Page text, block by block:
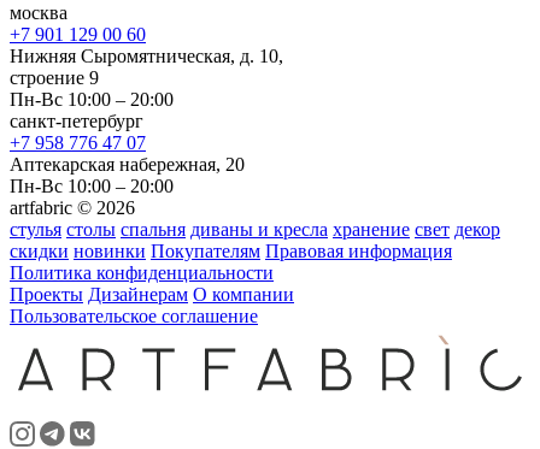
москва
+7 901 129 00 60
Нижняя Сыромятническая, д. 10,
строение 9
Пн-Вс 10:00 – 20:00
санкт-петербург
+7 958 776 47 07
Аптекарская набережная, 20
Пн-Вс 10:00 – 20:00
artfabric © 2026
стулья столы спальня диваны и кресла хранение свет декор
скидки новинки Покупателям Правовая информация
Политика конфиденциальности
Проекты Дизайнерам О компании
Пользовательское соглашение